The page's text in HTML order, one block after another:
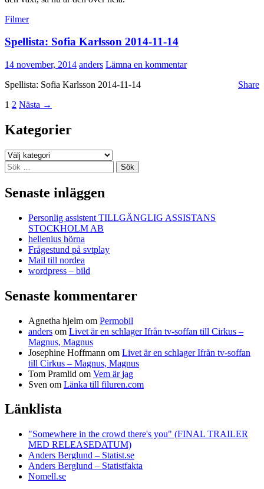
Filmer
Spellista: Sofia Karlsson 2014-11-14
14 november, 2014 anders Lämna en kommentar
Share
Spellista: Sofia Karlsson 2014-11-14
Inläggsnavigering
1 2 Nästa →
Kategorier
Kategorier
Sök
efter:
Senaste inläggen
Personlig assistent TILLGÄNGLIG ASSISTANS
STOCKHOLM AB
hellenius hörna
Frågestund på svtplay
Mail till nordea
wordpress – bild
Senaste kommentarer
Agnetha hjelm om Permobil
anders om Livet är en schlager Ifrån tv-soffan till Cirkus –
Magnus, Magnus
Josephine Hoffmann om Livet är en schlager Ifrån tv-soffan
till Cirkus – Magnus, Magnus
Tom Pramlid om Vem är jag
Sven om Länka till filuren.com
Länklista
"Somewhere in the crowd there's you" (FINAL TRAILER
MED RELEASEDATUM)
Anders Berglund – Statist.se
Anders Berglund – Statistfakta
Nomell.se